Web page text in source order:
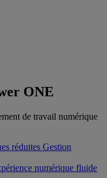
ONE
de travail numérique
réduites Gestion
numérique fluide